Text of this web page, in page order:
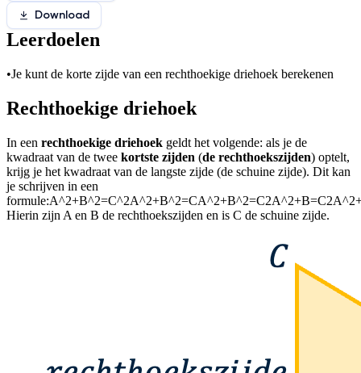
Download
Leerdoelen
•Je kunt de korte zijde van een rechthoekige driehoek berekenen
Rechthoekige driehoek
In een rechthoekige driehoek geldt het volgende: als je de
kwadraat van de twee kortste zijden (de rechthoekszijden) optelt,
krijg je het kwadraat van de langste zijde (de schuine zijde). Dit kan
je schrijven in een
formule:
Hierin zijn A en B de rechthoekszijden en is C de schuine zijde.